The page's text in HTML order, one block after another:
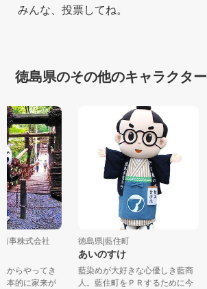
みんな、投票してね。
徳島県のその他のキャラクター
商事株式会社
城からやってき
基本的に家来が
徳島県|藍住町
あいのすけ
藍染めが大好きな心優しき藍商
人。藍住町をＰＲするために今